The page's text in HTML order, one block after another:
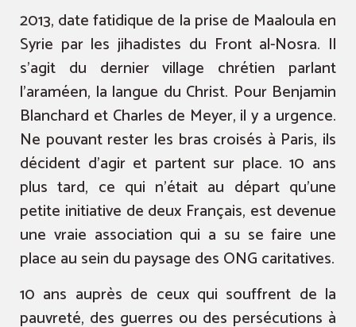
2013, date fatidique de la prise de Maaloula en
Syrie par les jihadistes du Front al-Nosra. Il
s’agit du dernier village chrétien parlant
l’araméen, la langue du Christ. Pour Benjamin
Blanchard et Charles de Meyer, il y a urgence.
Ne pouvant rester les bras croisés à Paris, ils
décident d’agir et partent sur place. 10 ans
plus tard, ce qui n’était au départ qu’une
petite initiative de deux Français, est devenue
une vraie association qui a su se faire une
place au sein du paysage des ONG caritatives.
10 ans auprès de ceux qui souffrent de la
pauvreté, des guerres ou des persécutions à